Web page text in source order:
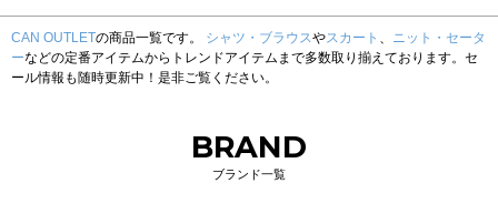
CAN OUTLETの商品一覧です。 シャツ・ブラウスやスカート 、 ニット・セータ
ーなどの定番アイテムからトレンドアイテムまで多数取り揃えております。セ
ール情報も随時更新中！是非ご覧ください。
BRAND
ブランド一覧